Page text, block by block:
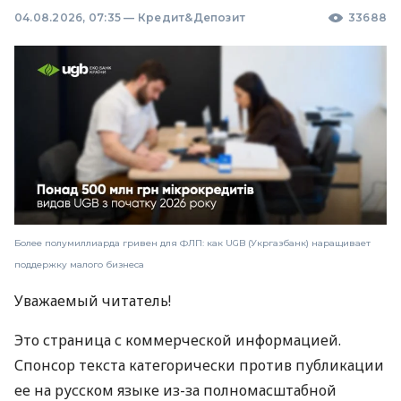
04.08.2026, 07:35 — Кредит&Депозит 33688
Более полумиллиарда гривен для ФЛП: как UGB (Укргазбанк) наращивает
поддержку малого бизнеса
Уважаемый читатель!
Это страница с коммерческой информацией.
Спонсор текста категорически против публикации
ее на русском языке из-за полномасштабной